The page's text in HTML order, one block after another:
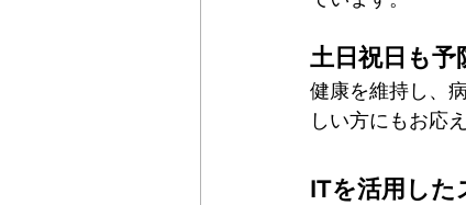
土日祝日も予
健康を維持し、
しい方にもお応
ITを活用した